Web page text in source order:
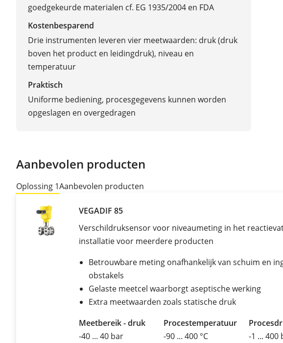
goedgekeurde materialen cf. EG 1935/2004 en FDA
Kostenbesparend
Drie instrumenten leveren vier meetwaarden: druk (druk
boven het product en leidingdruk), niveau en
temperatuur
Praktisch
Uniforme bediening, procesgegevens kunnen worden
opgeslagen en overgedragen
Aanbevolen producten
Oplossing 1Aanbevolen producten
VEGADIF 85
Verschildruksensor voor niveaumeting in het
installatie voor meerdere producten
Betrouwbare meting onafhankelijk van schuim en
obstakels
Gelaste meetcel waarborgt aseptische werking
Extra meetwaarden zoals statische druk
Meetbereik - druk
-40 ... 40 bar
Procestemperatuur
-90 ... 400 °C
-1 ... 400